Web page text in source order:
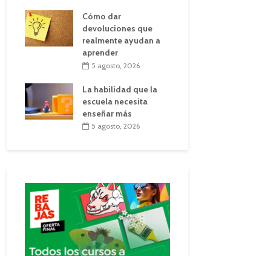
Cómo dar
devoluciones que
realmente ayudan a
aprender
5 agosto, 2026
La habilidad que la
escuela necesita
enseñar más
5 agosto, 2026